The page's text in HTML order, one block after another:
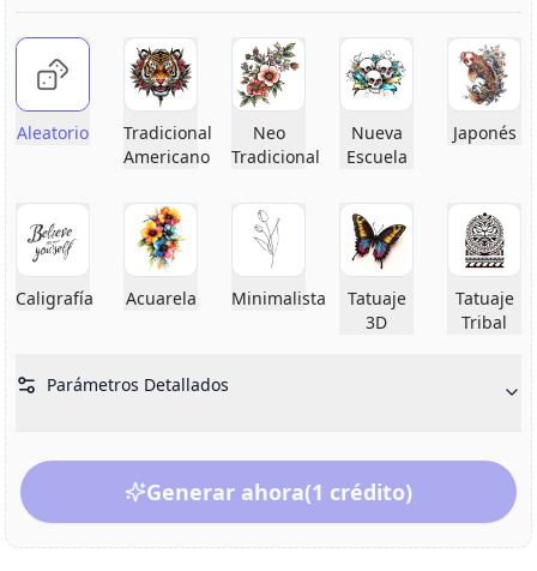
Aleatorio
Tradicional
Americano
Neo
Tradicional
Nueva
Escuela
Japonés
Caligrafía Acuarela Minimalista
Tatuaje
3D
Tatuaje
Tribal
Parámetros Detallados
Generar ahora(1 crédito)